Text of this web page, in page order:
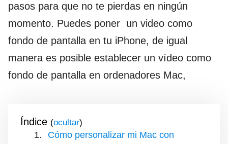
pasos para que no te pierdas en ningún
momento. Puedes poner un video como
fondo de pantalla en tu iPhone, de igual
manera es posible establecer un vídeo como
fondo de pantalla en ordenadores Mac,
Índice ( )
Cómo personalizar mi Mac con